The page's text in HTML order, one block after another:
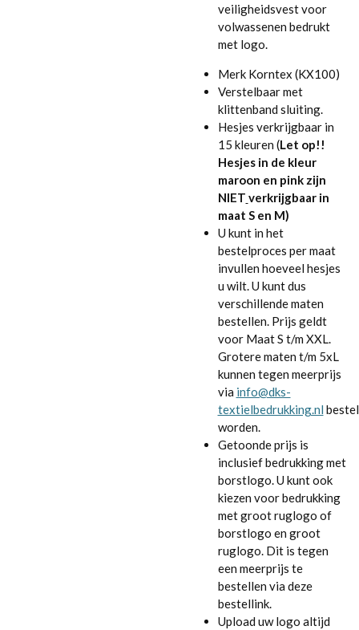
veiligheidsvest voor
volwassenen bedrukt
met logo.
Merk Korntex (KX100)
Verstelbaar met
klittenband sluiting.
Hesjes verkrijgbaar in
15 kleuren (Let op!!
Hesjes in de kleur
maroon en pink zijn
NIET verkrijgbaar in
maat S en M)
U kunt in het
bestelproces per maat
invullen hoeveel hesjes
u wilt. U kunt dus
verschillende maten
bestellen. Prijs geldt
voor Maat S t/m XXL.
Grotere maten t/m 5xL
kunnen tegen meerprijs
via info@dks-
textielbedrukking.nl
worden.
Getoonde prijs is
inclusief bedrukking met
borstlogo. U kunt ook
kiezen voor bedrukking
met groot ruglogo of
borstlogo en groot
ruglogo. Dit is tegen
een meerprijs te
bestellen via deze
bestellink.
Upload uw logo altijd